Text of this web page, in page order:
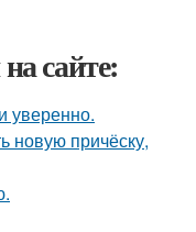
сайте:
уверенно.
новую причёску,